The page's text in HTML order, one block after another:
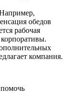
обедов
рабочая
компания.